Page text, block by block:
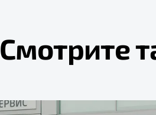
Смотрите